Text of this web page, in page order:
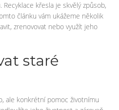
křesla je skvělý způsob,
článku vám ukážeme několik
zrenovovat nebo využít jeho
staré
ale konkrétní pomoc životnímu